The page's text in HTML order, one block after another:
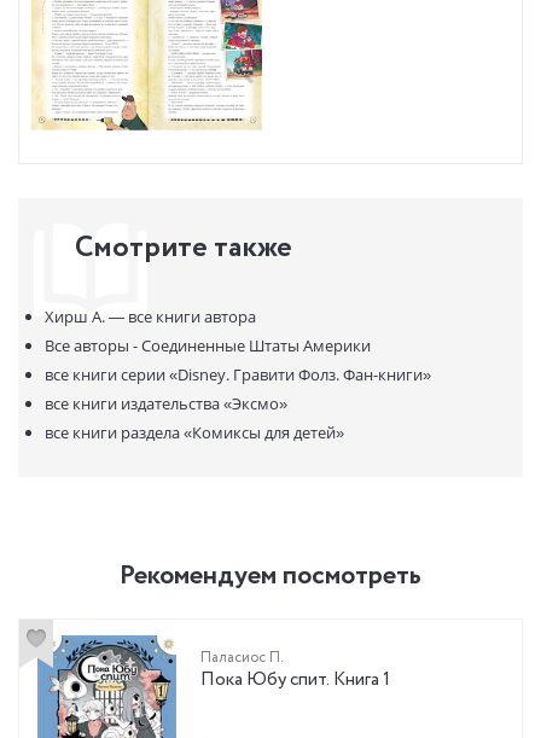
Смотрите также
Хирш А. — все книги автора
Все авторы - Соединенные Штаты Америки
все книги серии«Disney. Гравити Фолз. Фан-книги»
все книги издательства«Эксмо»
все книги раздела«Комиксы для детей»
Рекомендуем посмотреть
Паласиос П.
Пока Юбу спит. Книга 1